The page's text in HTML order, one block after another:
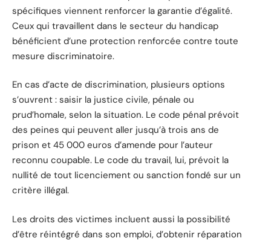
spécifiques viennent renforcer la garantie d’égalité.
Ceux qui travaillent dans le secteur du handicap
bénéficient d’une protection renforcée contre toute
mesure discriminatoire.
En cas d’acte de discrimination, plusieurs options
s’ouvrent : saisir la justice civile, pénale ou
prud’homale, selon la situation. Le code pénal prévoit
des peines qui peuvent aller jusqu’à trois ans de
prison et 45 000 euros d’amende pour l’auteur
reconnu coupable. Le code du travail, lui, prévoit la
nullité de tout licenciement ou sanction fondé sur un
critère illégal.
Les droits des victimes incluent aussi la possibilité
d’être réintégré dans son emploi, d’obtenir réparation